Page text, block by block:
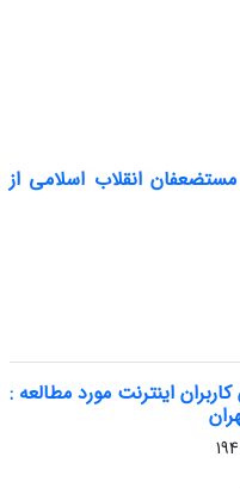
مستضعفان انقلاب اسلامی از
اینترنت مورد مطالعه :